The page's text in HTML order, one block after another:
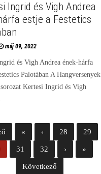
Ingrid és Vigh Andrea
estje a Festetics
máj 09, 2022
és Vigh Andrea ének-hárfa
Palotában A Hangversenyek
Kertesi Ingrid és Vigh
« ‹ 28 29
31 32 › »
Következő